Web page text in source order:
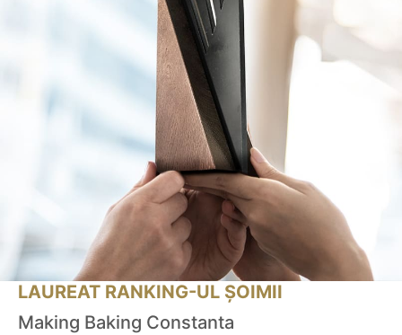
LAUREAT RANKING-UL ȘOIMII
Making Baking Constanta